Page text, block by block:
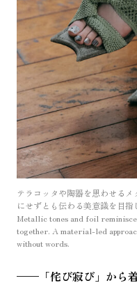
テラコッタや陶器を思わせる
にせずとも伝わる美意識を目指
Metallic tones and foil
together. A material-led
without words.
—— 「侘び寂び」か